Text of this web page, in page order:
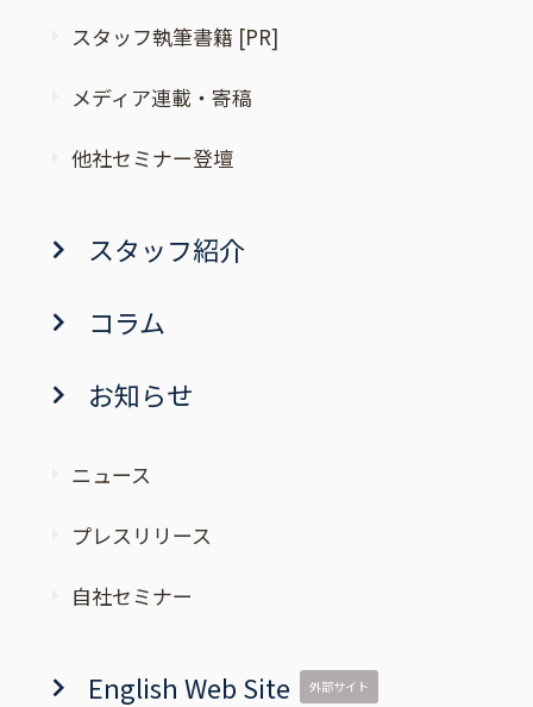
スタッフ執筆書籍 [PR]
メディア連載・寄稿
他社セミナー登壇
スタッフ紹介
コラム
お知らせ
ニュース
プレスリリース
自社セミナー
English Web Site 外部サイト